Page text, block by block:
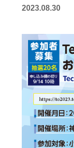
2023.08.30